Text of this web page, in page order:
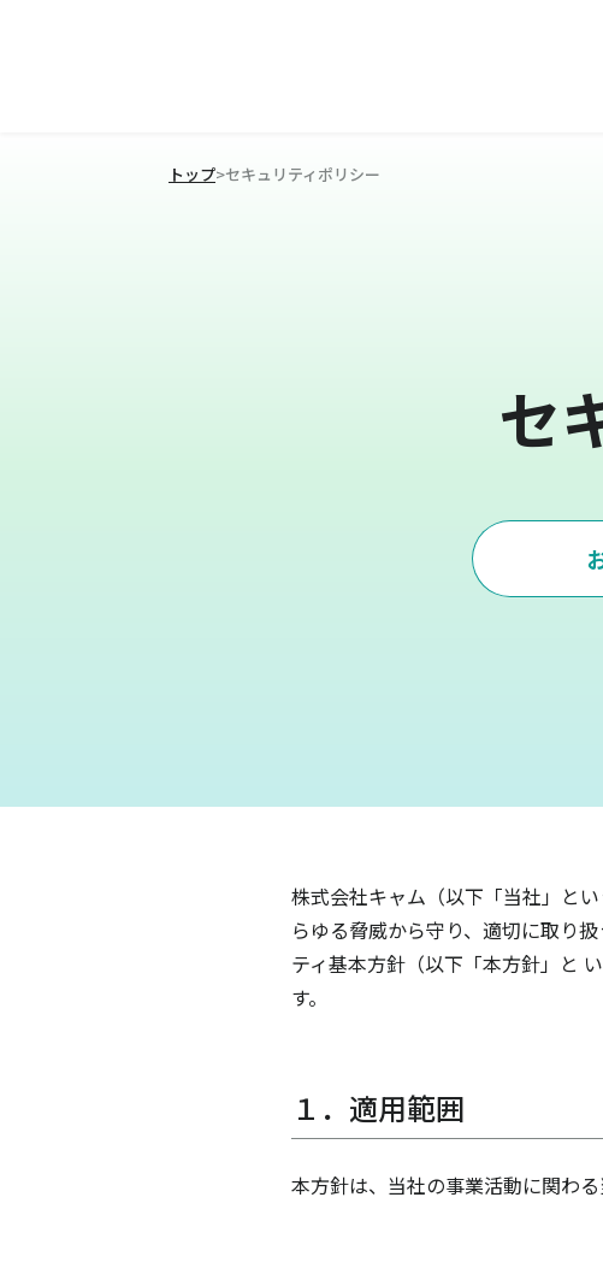
トップ>セキュリティポリシー
セ
株式会社キャム（以下「当社」と
らゆる脅威から守り、適切に取り
ティ基本方針（以下「本方針」と
す。
１．適用範囲
本方針は、当社の事業活動に関わ